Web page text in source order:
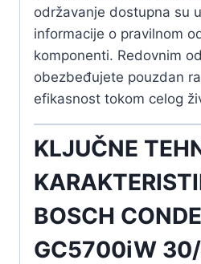
održavanje dostupna su
informacije o pravilnom
komponenti. Redovnim
obezbeđujete pouzdan
efikasnost tokom celog
KLJUČNE
BOSCH
GC5700iW